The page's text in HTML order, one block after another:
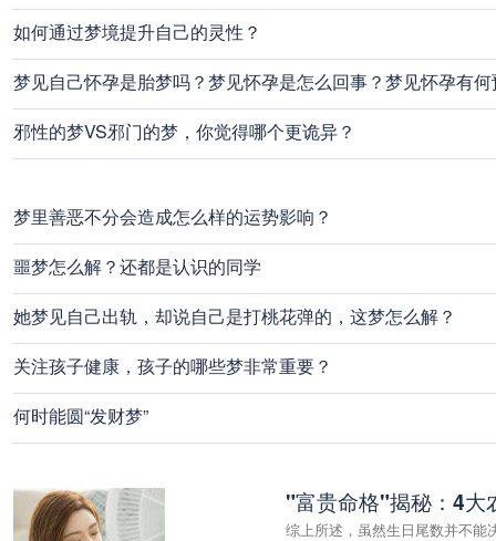
如何通过梦境提升自己的灵性？
梦见自己怀孕是胎梦吗？梦见怀孕是怎么回事？梦见怀孕有
邪性的梦VS邪门的梦，你觉得哪个更诡异？
梦里善恶不分会造成怎么样的运势影响？
噩梦怎么解？还都是认识的同学
她梦见自己出轨，却说自己是打桃花弹的，这梦怎么解？
关注孩子健康，孩子的哪些梦非常重要？
何时能圆“发财梦”
"富贵命格"揭秘：4大
综上所述，虽然生日尾数并不能